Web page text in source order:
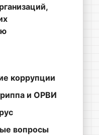
коррупции
и ОРВИ
вопросы